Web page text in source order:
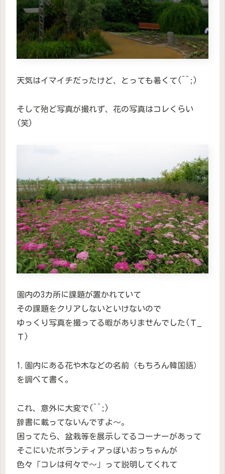
天気はイマイチだったけど、とっても暑くて(^^;)
そして殆ど写真が撮れず、花の写真はコレくらい
(笑)
園内の3カ所に課題が置かれていて
その課題をクリアしないといけないので
ゆっくり写真を撮ってる暇がありませんでした(Ｔ_
Ｔ)
1.園内にある花や木などの名前（もちろん韓国語）
を調べて書く。
これ、意外に大変で(^^;)
辞書に載ってないんですよ〜。
困ってたら、盆栽等を展示してるコーナーがあって
そこにいたボランティアっぽいおっちゃんが
色々「コレは何々で〜」って説明してくれて